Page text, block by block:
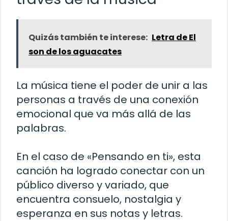
Quizás también te interese: Letra de El
son de los aguacates
La música tiene el poder de unir a las
personas a través de una conexión
emocional que va más allá de las
palabras.
En el caso de «Pensando en ti», esta
canción ha logrado conectar con un
público diverso y variado, que
encuentra consuelo, nostalgia y
esperanza en sus notas y letras.